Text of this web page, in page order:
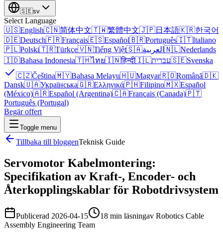
🇸🇪sv
Select Language
🇺🇸English🇨🇳简体中文🇹🇼繁體中文🇯🇵日本語🇰🇷한국어
🇩🇪Deutsch🇫🇷Français🇪🇸Español🇧🇷Português🇮🇹Italiano
🇵🇱Polski🇹🇷Türkçe🇻🇳Tiếng Việt🇸🇦العربية 🇳🇱Nederlands
🇮🇩Bahasa Indonesia🇹🇭ไทย🇮🇳हिन्दी🇮🇱עברית🇸🇪Svenska
🇨🇿Čeština🇲🇾Bahasa Melayu🇭🇺Magyar🇷🇴Română🇩🇰
Dansk🇺🇦Українська🇬🇷Ελληνικά🇵🇭Filipino🇲🇽Español
(México)🇦🇷Español (Argentina)🇨🇦Français (Canada)🇵🇹
Português (Portugal)
Begär offert
Toggle menu
Tillbaka till bloggenTeknisk Guide
Servomotor Kabelmontering:
Specifikation av Kraft-, Encoder- och
Återkopplingskablar för Robotdrivsystem
Publicerad 2026-04-15 18 min läsningav Robotics Cable
Assembly Engineering Team